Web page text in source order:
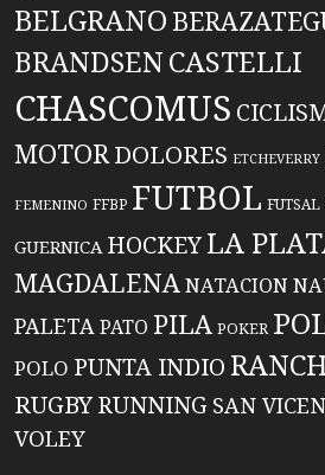
BELGRANO
BRANDSENCASTELLI
CHASCOMUS
MOTORDOLORES ETCHEVERRY
FEMENINO FFBP FUTBOL FUTSAL
GUERNICA HOCKEYLA
MAGDALENANATACION
PALETAPATO PILA POKER
POLO PUNTA INDIO
RUGBYRUNNING SAN
VOLEY